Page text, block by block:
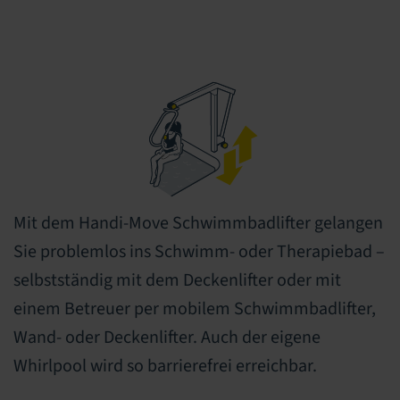
Mit dem Handi-Move Schwimmbadlifter gelangen
Sie problemlos ins Schwimm- oder Therapiebad –
selbstständig mit dem Deckenlifter oder mit
einem Betreuer per mobilem Schwimmbadlifter,
Wand- oder Deckenlifter. Auch der eigene
Whirlpool wird so barrierefrei erreichbar.